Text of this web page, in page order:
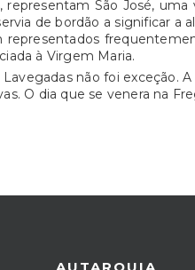
São José, uma
de bordão a significar a
à Virgem Maria.
não foi exceção.
O dia que se venera na